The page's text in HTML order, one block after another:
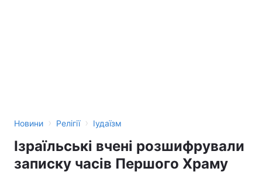
Новини › Релігії › Іудаїзм
Ізраїльські вчені розшифрували
записку часів Першого Храму